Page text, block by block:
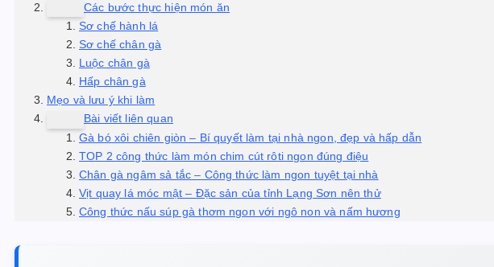
Các bước thực hiện món ăn
Sơ chế hành lá
Sơ chế chân gà
Luộc chân gà
Hấp chân gà
Mẹo và lưu ý khi làm
Bài viết liên quan
Gà bó xôi chiên giòn – Bí quyết làm tại nhà ngon, đẹp và hấp dẫn
TOP 2 công thức làm món chim cút rôti ngon đúng điệu
Chân gà ngâm sả tắc – Công thức làm ngon tuyệt tại nhà
Vịt quay lá móc mật – Đặc sản của tỉnh Lạng Sơn nên thử
Công thức nấu súp gà thơm ngon với ngô non và nấm hương